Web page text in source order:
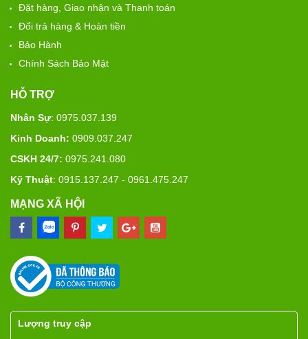
Đặt hàng, Giao nhận và Thanh toán
Đổi trả hàng & Hoàn tiền
Bảo Hành
Chính Sách Bảo Mật
HỖ TRỢ
Nhân Sự: 0975.037.139
Kinh Doanh: 0909.037.247
CSKH 24/7: 0975.241.080
Kỹ Thuật: 0915.137.247 - 0961.475.247
MẠNG XÃ HỘI
Lượng truy cập